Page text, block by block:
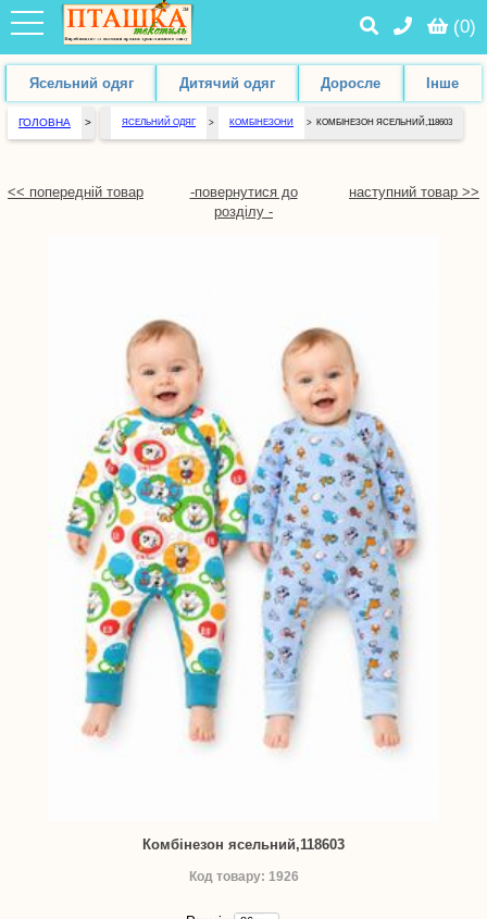
(0)
Ясельний одяг Дитячий одяг Доросле Інше
ГОЛОВНА > ЯСЕЛЬНИЙ ОДЯГ > КОМБІНЕЗОНИ > КОМБІНЕЗОН ЯСЕЛЬНИЙ,118603
<< попередній товар
-повернутися до
розділу -
наступний товар >>
Комбінезон ясельний,118603
Код товару: 1926